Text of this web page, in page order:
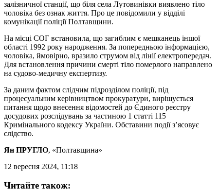
залізничної станції, що біля села Лутовинівки виявлено тіло
чоловіка без ознак життя. Про це повідомили у відділі
комунікації поліції Полтавщини.
На місці СОГ встановила, що загиблим є мешканець іншої
області 1992 року народження. За попередньою інформацією,
чоловіка, ймовірно, вразило струмом від лінії електропередач.
Для встановлення причини смерті тіло померлого направлено
на судово-медичну експертизу.
За даним фактом слідчим підрозділом поліції, під
процесуальним керівництвом прокуратури, вирішується
питання щодо внесення відомостей до Єдиного реєстру
досудових розслідувань за частиною 1 статті 115
Кримінального кодексу України. Обставини події з’ясовує
слідство.
Ян ПРУГЛО, «Полтавщина»
12 вересня 2024, 11:18
Читайте також: